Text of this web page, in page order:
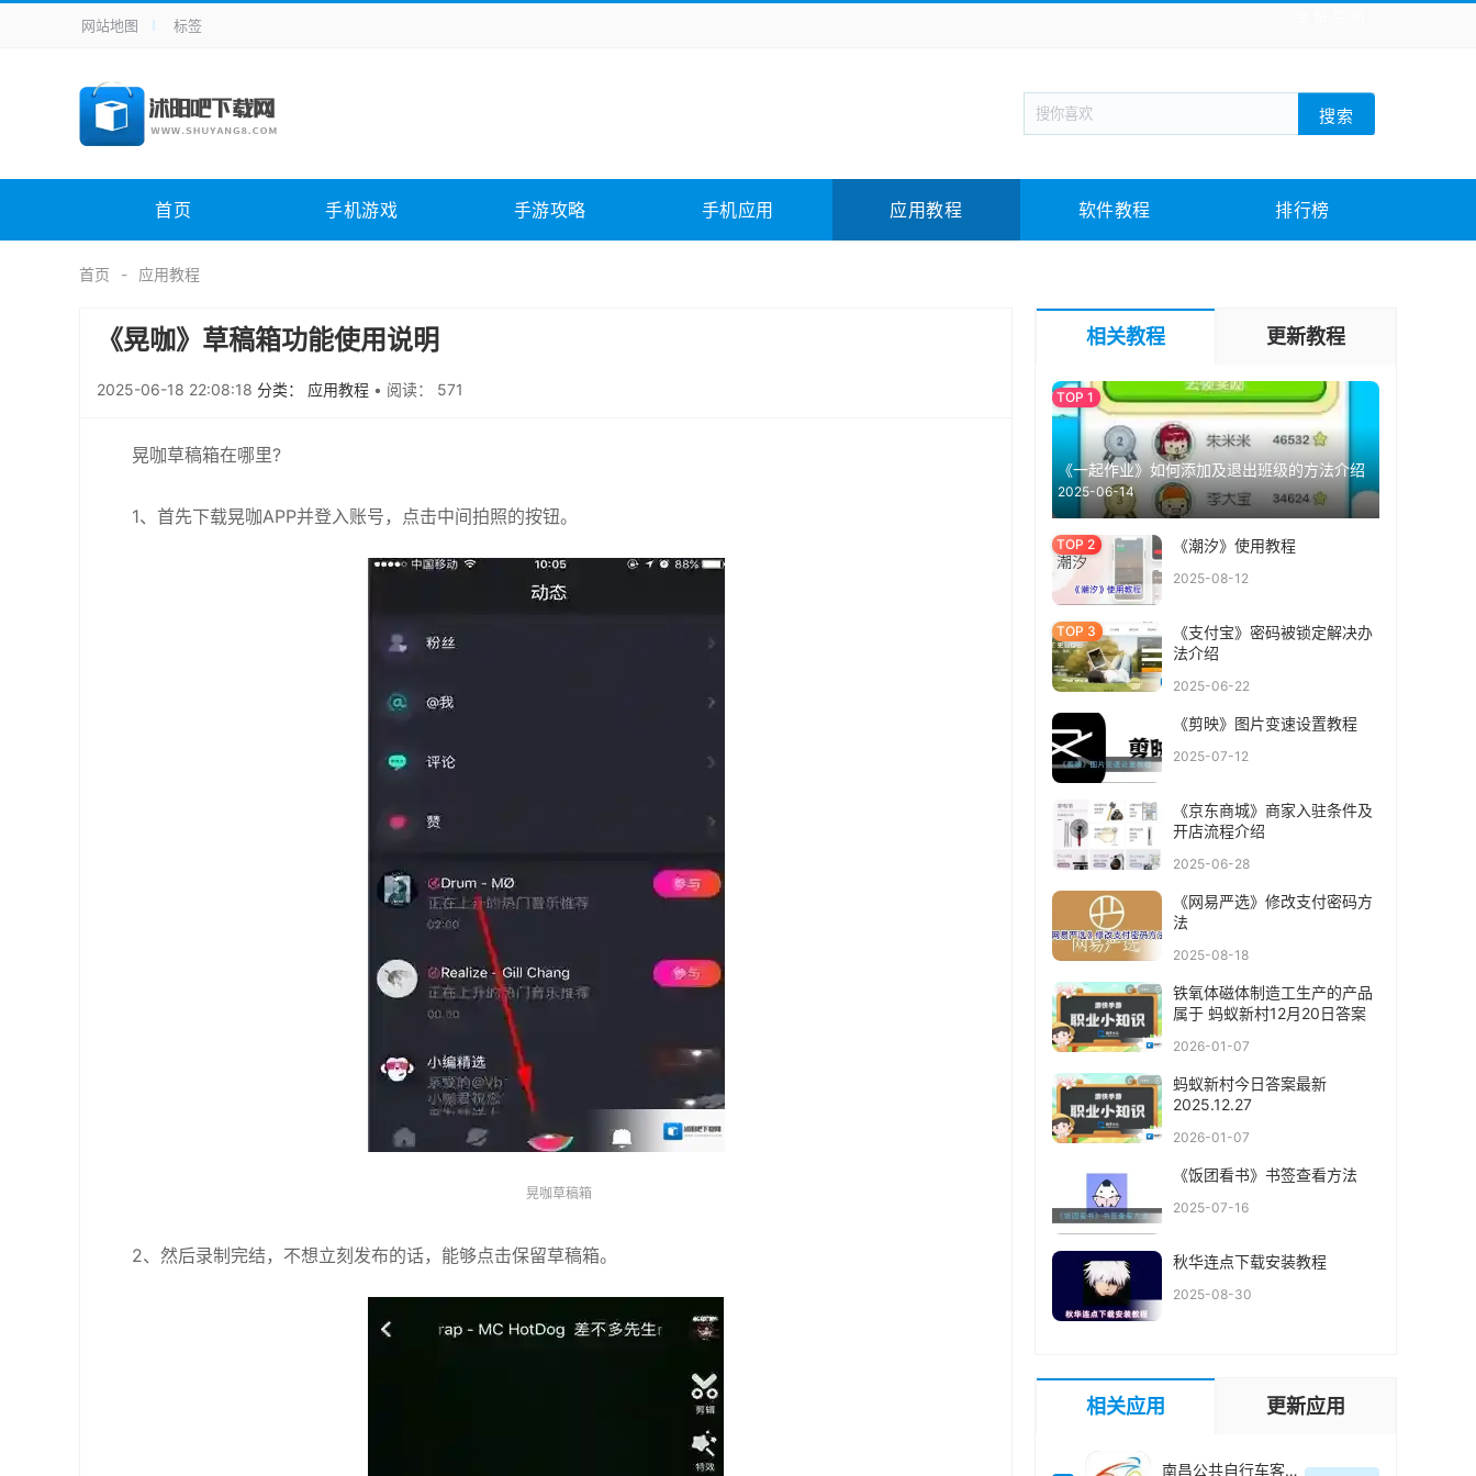
手机应用 新闻阅读 旅游出行 生活实用
手机游戏 H5游戏 回合网游 战棋游戏 枪战射击
电脑软件 其它类别 图形软件 安全相关 应用软件 影音软件 插件下载 教育教学 游戏娱乐 系统软件 素材下载
未分类 综合其它
网站地图 标签
搜索
首页 手机游戏 手游攻略 手机应用 应用教程 软件教程 排行榜
首页 应用教程
《晃咖》草稿箱功能使用说明
2025-06-18 22:08:18 分类： 应用教程 • 阅读： 571
晃咖草稿箱在哪里?
1、首先下载晃咖APP并登入账号，点击中间拍照的按钮。
晃咖草稿箱
2、然后录制完结，不想立刻发布的话，能够点击保留草稿箱。
相关教程 更新教程
《一起作业》如何添加及退出班级的方法介绍
2025-06-14
《潮汐》使用教程
2025-08-12
《支付宝》密码被锁定解决办
法介绍
2025-06-22
《剪映》图片变速设置教程
2025-07-12
《京东商城》商家入驻条件及
开店流程介绍
2025-06-28
《网易严选》修改支付密码方
法
2025-08-18
铁氧体磁体制造工生产的产品
属于 蚂蚁新村12月20日答案
2026-01-07
蚂蚁新村今日答案最新
2025.12.27
2026-01-07
《饭团看书》书签查看方法
2025-07-16
秋华连点下载安装教程
2025-08-30
相关应用 更新应用
南昌公共自行车客户端(洪城乐骑行)最新版